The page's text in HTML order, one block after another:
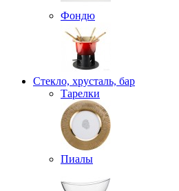
Фондю
Стекло, хрусталь, бар
Тарелки
Пиалы